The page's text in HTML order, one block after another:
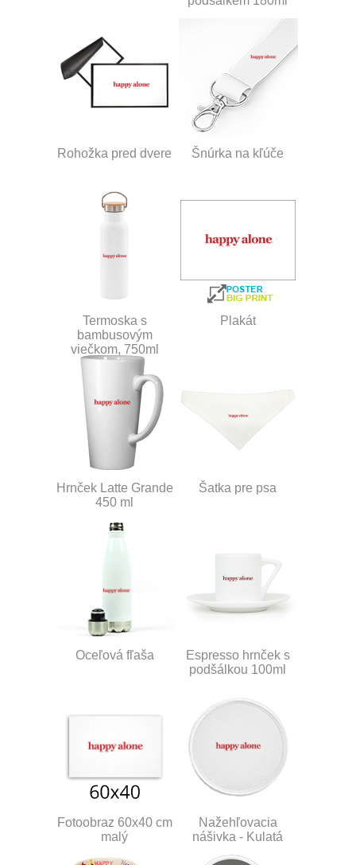
Rohožka pred dvere Šnúrka na kľúče
Termoska s
bambusovým
viečkom, 750ml
Plakát
Hrnček Latte Grande
450 ml
Šatka pre psa
Oceľová fľaša
Espresso hrnček s
podšálkou 100ml
Fotoobraz 60x40 cm
malý
Nažehľovacia
nášivka - Kulatá